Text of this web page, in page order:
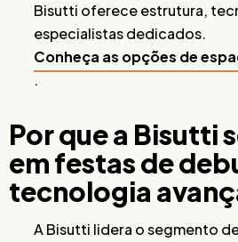
Bisutti oferece estrutura,
especialistas dedicados.
Conheça as opções de
.
Por que a Bisutti
em festas de
tecnologia
A Bisutti lidera o segmento